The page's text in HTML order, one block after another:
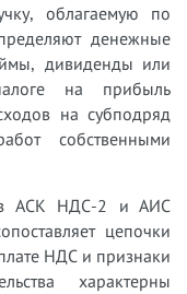
облагаемую по
денежные
дивиденды или
на прибыль
на субподряд
собственными
АСК НДС-2 и АИС
цепочки
НДС и признаки
характерны